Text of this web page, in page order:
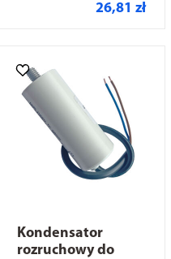
26,81 zł
Kondensator
rozruchowy do